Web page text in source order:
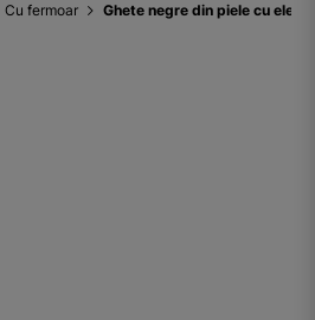
Cu fermoar Ghete negre din piele cu